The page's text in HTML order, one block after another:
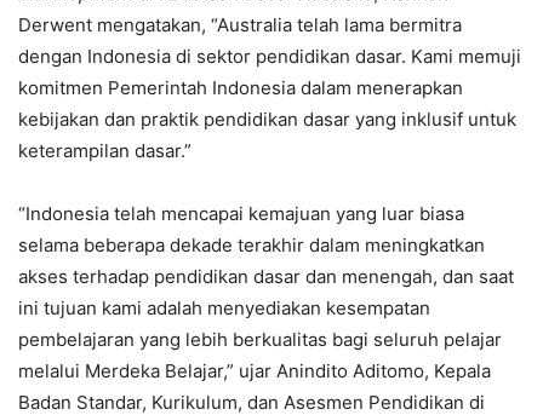
Derwent mengatakan, “Australia telah lama bermitra
dengan Indonesia di sektor pendidikan dasar. Kami memuji
komitmen Pemerintah Indonesia dalam menerapkan
kebijakan dan praktik pendidikan dasar yang inklusif untuk
keterampilan dasar.”
“Indonesia telah mencapai kemajuan yang luar biasa
selama beberapa dekade terakhir dalam meningkatkan
akses terhadap pendidikan dasar dan menengah, dan saat
ini tujuan kami adalah menyediakan kesempatan
pembelajaran yang lebih berkualitas bagi seluruh pelajar
melalui Merdeka Belajar,” ujar Anindito Aditomo, Kepala
Badan Standar, Kurikulum, dan Asesmen Pendidikan di